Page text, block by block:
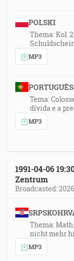
POLSKI
Thema: Kol.
MP3
PORTUGUÊS
Tema:
dívida e a
MP3
1991-04-06
Zentrum
Broadcasted:
Thema:
nicht mehr
MP3